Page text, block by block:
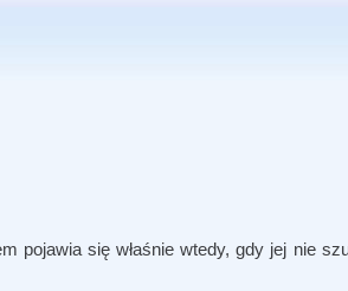
pojawia się właśnie wtedy, gdy jej nie